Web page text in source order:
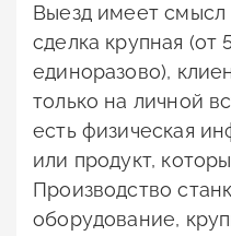
Выезд имеет смысл
сделка крупная (от
единоразово),
только на личной
есть физическая
или продукт,
Производство
оборудование,